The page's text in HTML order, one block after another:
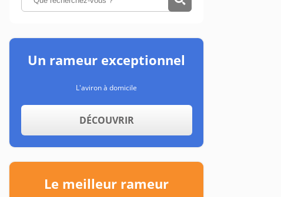
Un rameur exceptionnel
L'aviron à domicile
DÉCOUVRIR
Le meilleur rameur